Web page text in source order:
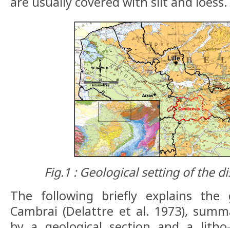
Fig.1 : Geological setting of the
The following briefly explains the
Cambrai (Delattre et al. 1973),